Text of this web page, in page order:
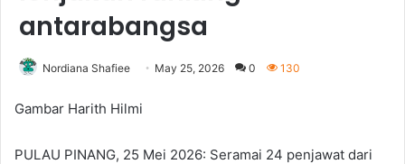
antarabangsa
Nordiana Shafiee May 25, 2026 0 130
Gambar Harith Hilmi
PULAU PINANG, 25 Mei 2026: Seramai 24 penjawat dari